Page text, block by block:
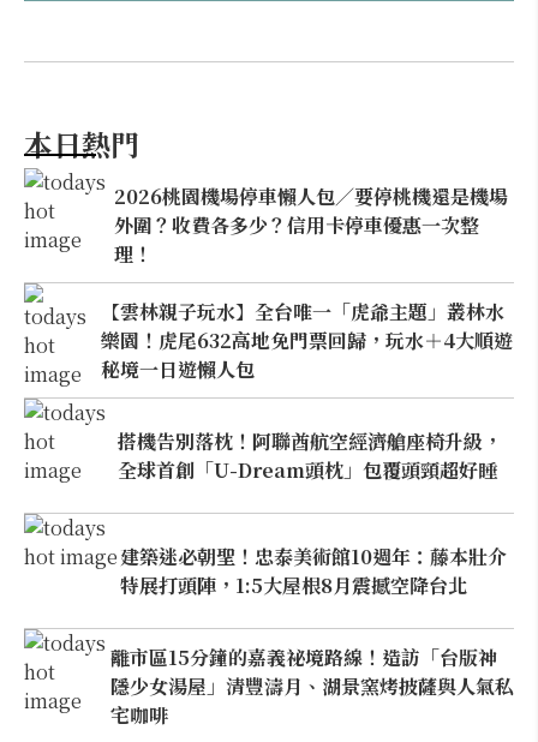
本日熱門
2026桃園機場停車懶人包／要停桃機還是機場
外圍？收費各多少？信用卡停車優惠一次整
理！
【雲林親子玩水】全台唯一「虎爺主題」叢林水
樂園！虎尾632高地免門票回歸，玩水＋4大順遊
秘境一日遊懶人包
搭機告別落枕！阿聯酋航空經濟艙座椅升級，
全球首創「U-Dream頭枕」包覆頭頸超好睡
建築迷必朝聖！忠泰美術館10週年：藤本壯介
特展打頭陣，1:5大屋根8月震撼空降台北
離市區15分鐘的嘉義祕境路線！造訪「台版神
隱少女湯屋」清豐濤月、湖景窯烤披薩與人氣私
宅咖啡